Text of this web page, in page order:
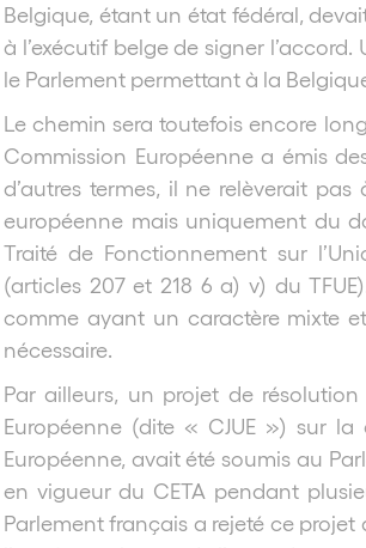
Belgique, étant un état fédéral,
à l’exécutif belge de signer
le Parlement permettant à la
Le chemin sera toutefois encore
Commission Européenne a émis
d’autres termes, il ne relèverait
européenne mais uniquement du
Traité de Fonctionnement sur
(articles 207 et 218 6 a) v) du
comme ayant un caractère mixte
nécessaire.
Par ailleurs, un projet de
Européenne (dite « CJUE ») sur la
Européenne, avait été soumis au
en vigueur du CETA pendant
Parlement français a rejeté ce